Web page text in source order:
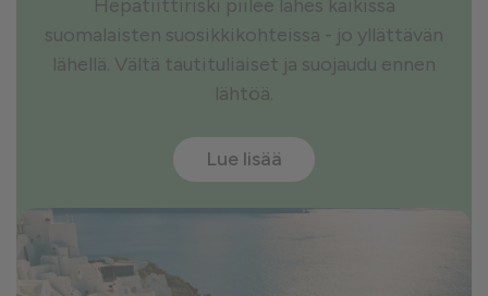
Hepatiittiriski piilee lähes kaikissa
suomalaisten suosikkikohteissa - jo yllättävän
lähellä. Vältä tautituliaiset ja suojaudu ennen
lähtöä.
Lue lisää